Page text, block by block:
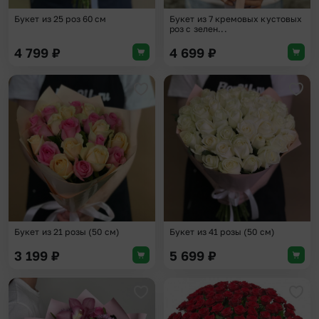
Букет из 25 роз 60 см
4 799 ₽
Букет из 7 кремовых кустовых
роз с зелен...
4 699 ₽
Добавить в избранное
Букет из 21 розы (50 см)
3 199 ₽
Букет из 41 розы (50 см)
5 699 ₽
Добавить в избранное